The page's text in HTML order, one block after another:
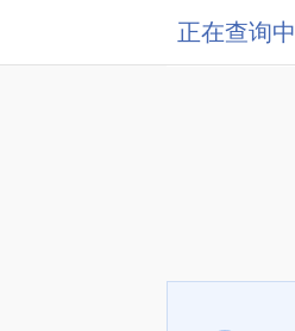
正在查询中